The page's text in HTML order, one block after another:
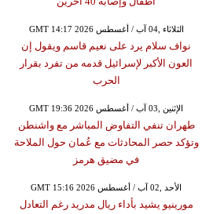
GMT 14:17 2026 الثلاثاء ,04 آب / أغسطس
نواف سلام يرد على نعيم قاسم ويقول إن
العون الأكبر لإسرائيل قدمه من تفرد بقرار
الحرب
GMT 19:36 2026 الإثنين ,03 آب / أغسطس
طهران تنفي التفاوض المباشر مع واشنطن
وتؤكد حصر المحادثات مع عُمان حول الملاحة
في مضيق هرمز
GMT 15:16 2026 الأحد ,02 آب / أغسطس
مورينيو يشيد بأداء ريال مدريد رغم التعادل